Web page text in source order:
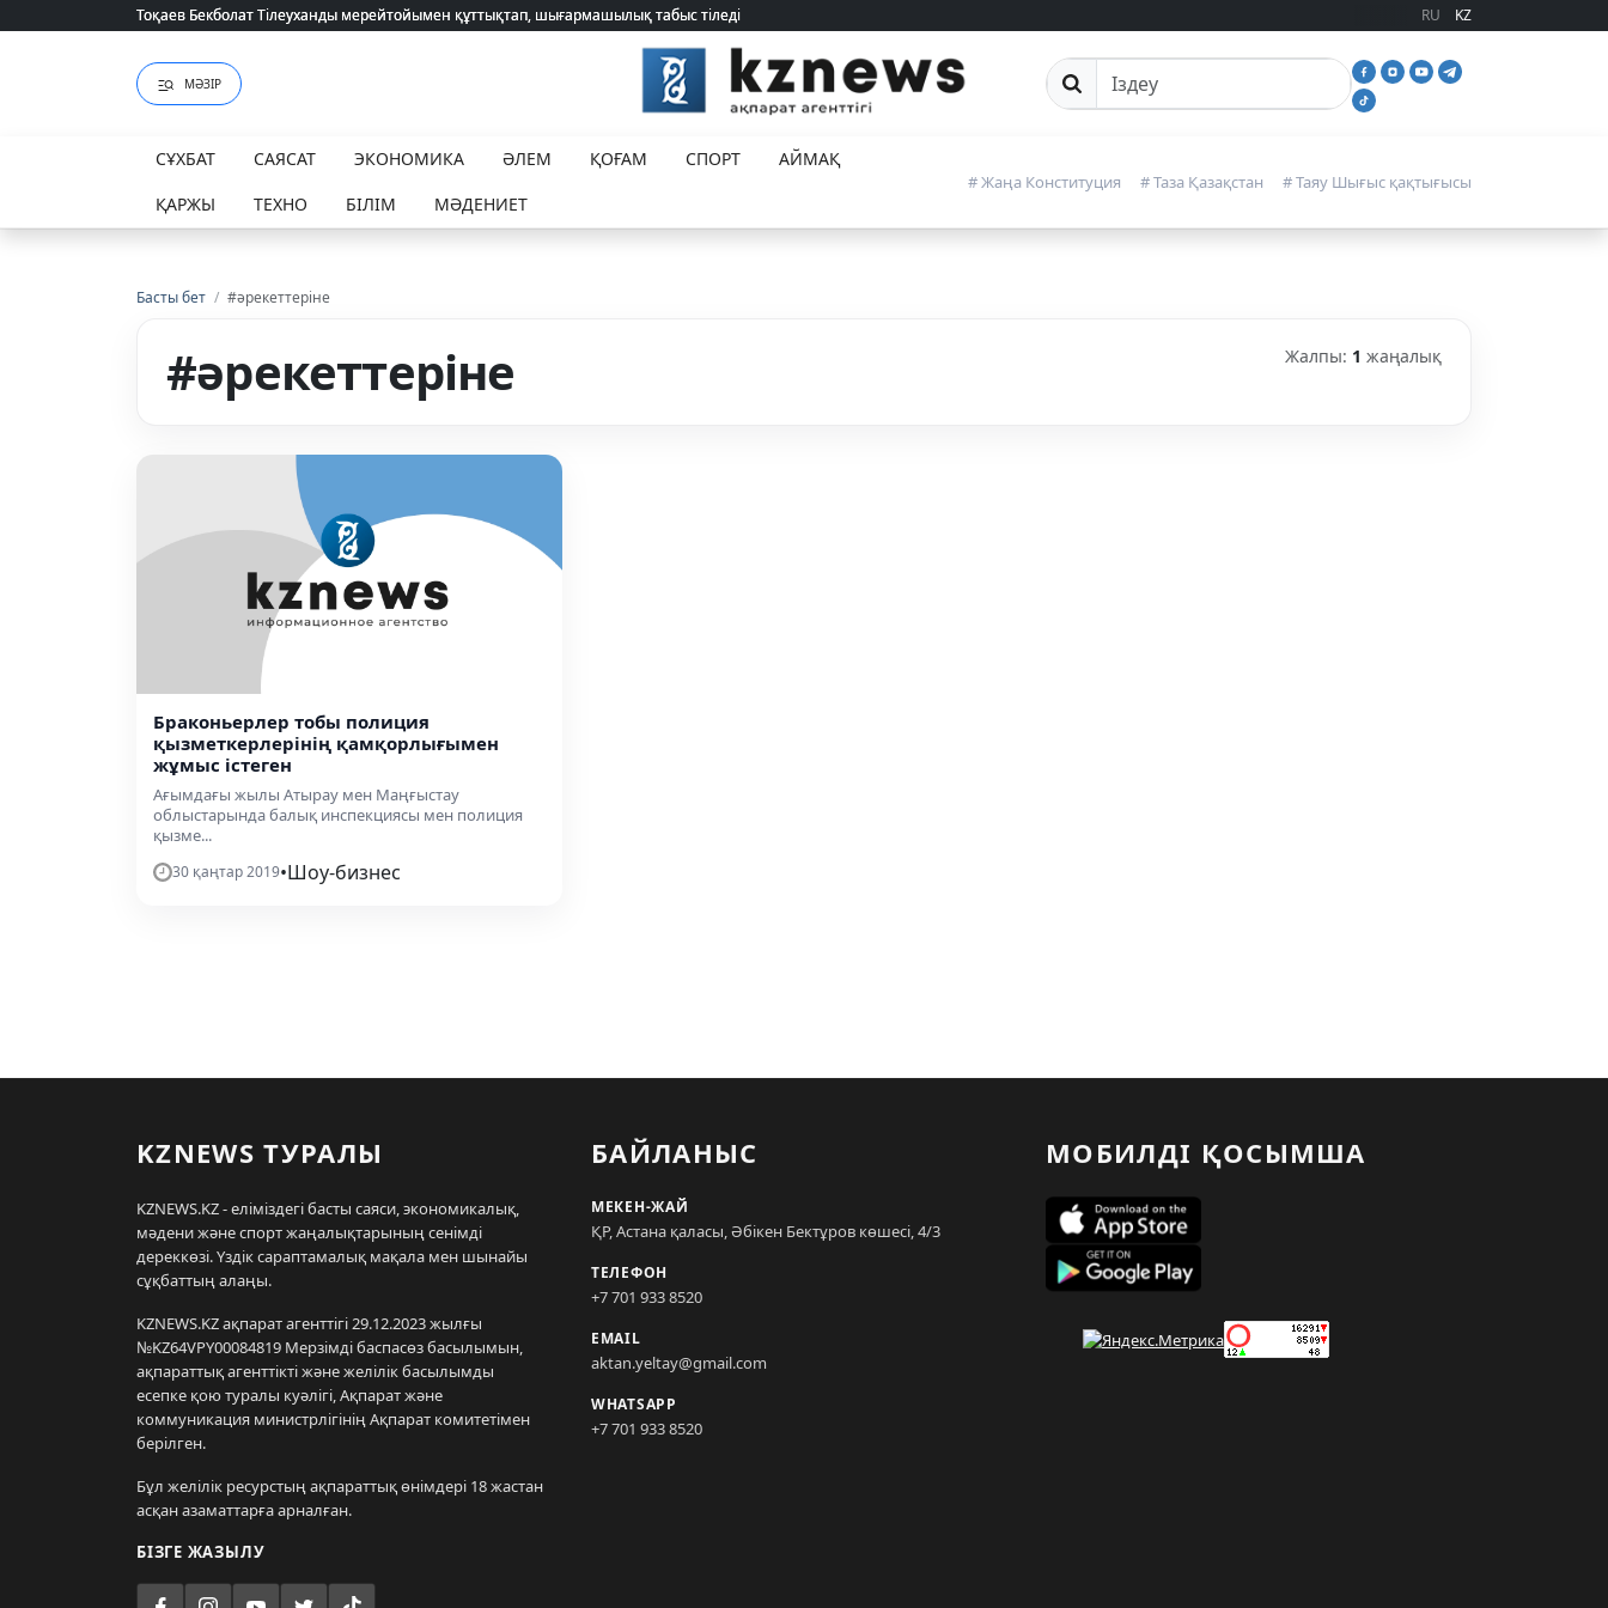
Тоқаев Бекболат Тілеуханды мерейтойымен құттықтап, шығармашылық табыс тіледі
Тоқаев Бекболат Тілеуханды мерейтойымен құттықтап, шығармашылық табыс тіледі RU KZ
МӘЗІР Сайттан іздеу
СҰХБАТ САЯСАТ ЭКОНОМИКА ӘЛЕМ ҚОҒАМ СПОРТ
АЙМАҚ
ҚАРЖЫ
ТЕХНО БІЛІМ МӘДЕНИЕТ
# Жаңа Конституция # Таза Қазақстан # Таяу Шығыс қақтығысы
Басты бет / #әрекеттеріне
#әрекеттеріне Жалпы: 1 жаңалық
Браконьерлер тобы полиция
қызметкерлерінің қамқорлығымен
жұмыс істеген
Ағымдағы жылы Атырау мен Маңғыстау
облыстарында балық инспекциясы мен полиция
қызме...
30 қаңтар 2019•Шоу-бизнес
KZNEWS ТУРАЛЫ
KZNEWS.KZ - еліміздегі басты саяси, экономикалық,
мәдени және спорт жаңалықтарының сенімді
дереккөзі. Үздік сараптамалық мақала мен шынайы
сұқбаттың алаңы.
KZNEWS.KZ ақпарат агенттігі 29.12.2023 жылғы
№KZ64VPY00084819 Мерзімді баспасөз басылымын,
ақпараттық агенттікті және желілік басылымды
есепке қою туралы куәлігі, Ақпарат және
коммуникация министрлігінің Ақпарат комитетімен
берілген.
Бұл желілік ресурстың ақпараттық өнімдері 18 жастан
асқан азаматтарға арналған.
БІЗГЕ ЖАЗЫЛУ
БАЙЛАНЫС
МЕКЕН-ЖАЙ
ҚР, Астана қаласы, Әбікен Бектұров көшесі, 4/3
ТЕЛЕФОН
+7 701 933 8520
EMAIL
aktan.yeltay@gmail.com
WHATSAPP
+7 701 933 8520
МОБИЛДІ ҚОСЫМША